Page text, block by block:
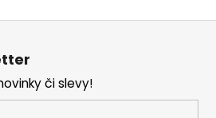
či slevy!